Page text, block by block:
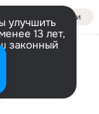
Войти
улучшить
13 лет,
законный